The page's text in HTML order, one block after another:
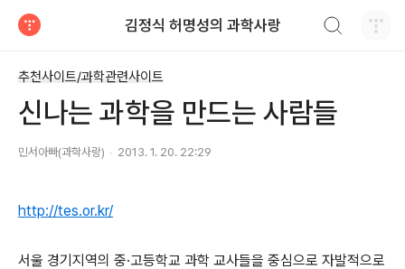
김정식 허명성의 과학사랑
추천사이트/과학관련사이트
신나는 과학을 만드는 사람들
민서아빠(과학사랑) 2013. 1. 20. 22:29
http://tes.or.kr/
서울 경기지역의 중·고등학교 과학 교사들을 중심으로 자발적으로